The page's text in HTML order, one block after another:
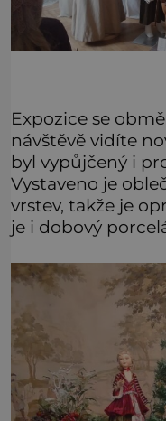
Expozice se
návštěvě vidíte
byl vypůjčený i
Vystaveno je
vrstev, takže je
je i dobový